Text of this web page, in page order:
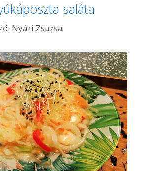
saláta
Nyári Zsuzsa